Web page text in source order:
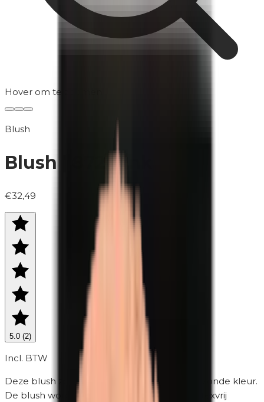
Hover om te zoomen
Blush
Blush | 872 Pink
€32,49
5.0 (2)
Incl. BTW
Deze blush zorgt voor een natuurlijke en gezonde kleur.
De blush wordt geleverd met een handig latexvrij